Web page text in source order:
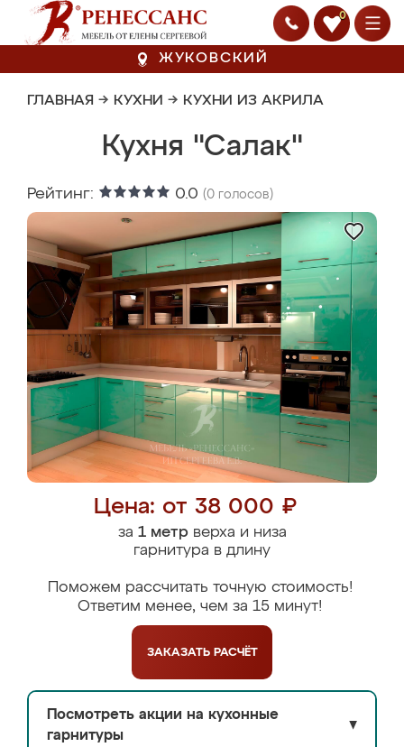
0
ЖУКОВСКИЙ
ГЛАВНАЯ → КУХНИ → КУХНИ ИЗ АКРИЛА
Кухня "Салак"
Рейтинг: 0.0 (0 голосов)
Цена: от 38 000 ₽
за 1 метрверха и низа
гарнитура в длину
Поможем рассчитать точную стоимость!
Ответим менее, чем за 15 минут!
ЗАКАЗАТЬ РАСЧЁТ
Посмотреть акции на кухонные
гарнитуры
▼